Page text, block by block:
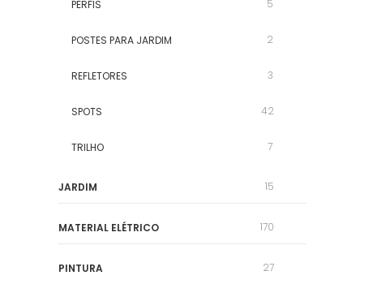
PERFIS 5
POSTES PARA JARDIM 2
REFLETORES 3
SPOTS 42
TRILHO 7
JARDIM 15
MATERIAL ELÉTRICO 170
PINTURA 27